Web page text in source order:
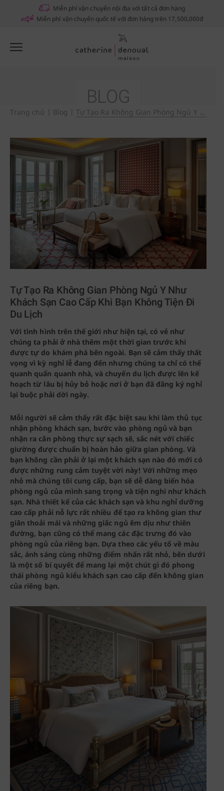
BLOG
Trang chủ Blog Tự Tạo Ra Không Gian Phòng Ngủ Y Như Khách Sạn Cao Cấp Khi Bạn Không Tiện Đi Du Lịch
Miễn phí vận chuyển nội địa với tất cả đơn hàng
Miễn phí vận chuyển quốc tế với đơn hàng trên 17,500,000đ
Tự Tạo Ra Không Gian Phòng Ngủ Y Như
Khách Sạn Cao Cấp Khi Bạn Không Tiện Đi
Du Lịch
Với tình hình trên thế giới như hiện tại, có vẻ như
chúng ta phải ở nhà thêm một thời gian trước khi
được tự do khám phá bên ngoài. Bạn sẽ cảm thấy thất
vọng vì kỳ nghỉ lễ đang đến nhưng chúng ta chỉ có thể
quanh quẩn quanh nhà, và chuyến du lịch được lên kế
hoạch từ lâu bị hủy bỏ hoặc nơi ở bạn đã đăng ký nghỉ
lại buộc phải dời ngày.
Mỗi người sẽ cảm thấy rất đặc biệt sau khi làm thủ tục
nhận phòng khách sạn, bước vào phòng ngủ và bạn
nhận ra căn phòng thực sự sạch sẽ, sắc nét với chiếc
giường được chuẩn bị hoàn hảo giữa gian phòng. Và
bạn không cần phải ở lại một khách sạn nào đó mới có
được những rung cảm tuyệt vời này! Với những mẹo
nhỏ mà chúng tôi cung cấp, bạn sẽ dễ dàng biến hóa
phòng ngủ của mình sang trọng và tiện nghi như khách
sạn. Nhà thiết kế của các khách sạn và khu nghỉ dưỡng
cao cấp phải nỗ lực rất nhiều để tạo ra không gian thư
giãn thoải mái và những giấc ngủ êm dịu như thiên
đường, bạn cũng có thể mang các đặc trưng đó vào
phòng ngủ của riêng bạn. Dựa theo các yếu tố về màu
sắc, ánh sáng cùng những điểm nhấn rất nhỏ, bên dưới
là một số bí quyết để mang lại một chút gì đó phong
thái phòng ngủ kiểu khách sạn cao cấp đến không gian
của riêng bạn.